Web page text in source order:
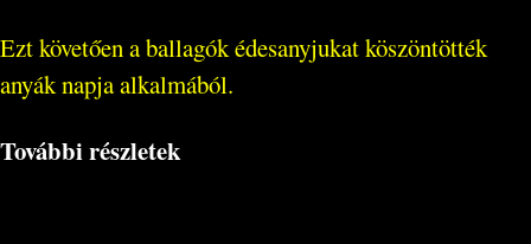
Ezt követően a ballagók édesanyjukat köszöntötték
anyák napja alkalmából.
További részletek